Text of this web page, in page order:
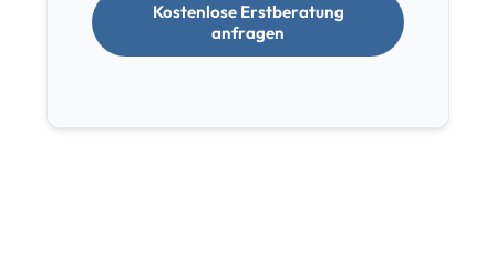
Kostenlose Erstberatung
anfragen